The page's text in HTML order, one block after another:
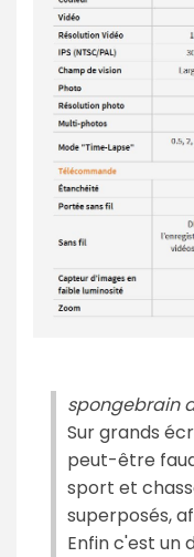
spongebrain
Sur grands
peut-être
sport et
superposés,
Enfin c'est un